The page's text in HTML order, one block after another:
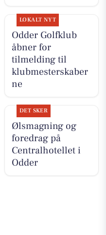
LOKALT NYT
Odder Golfklub
åbner for
tilmelding til
klubmesterskaber
ne
DET SKER
Ølsmagning og
foredrag på
Centralhotellet i
Odder